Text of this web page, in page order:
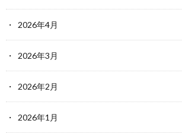
2026年4月
2026年3月
2026年2月
2026年1月